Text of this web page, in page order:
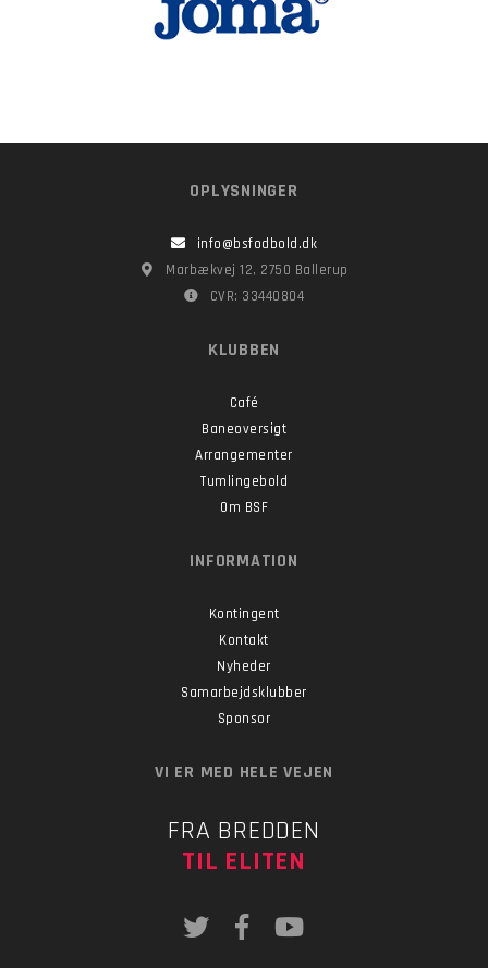
OPLYSNINGER
info@bsfodbold.dk
Marbækvej 12, 2750 Ballerup
CVR: 33440804
KLUBBEN
Café
Baneoversigt
Arrangementer
Tumlingebold
Om BSF
INFORMATION
Kontingent
Kontakt
Nyheder
Samarbejdsklubber
Sponsor
VI ER MED HELE VEJEN
FRA BREDDEN
TIL ELITEN